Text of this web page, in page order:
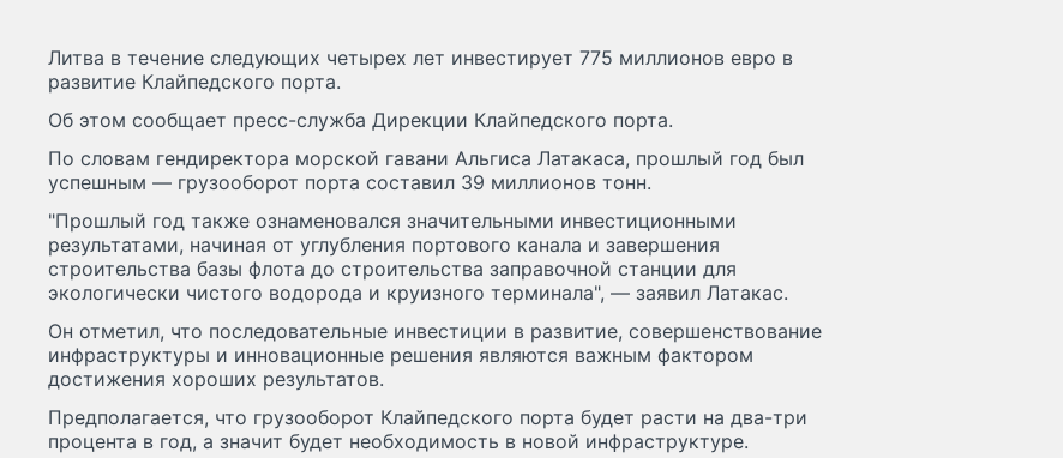
Литва в течение следующих четырех лет инвестирует 775 миллионов евро в
развитие Клайпедского порта.
Об этом сообщает пресс-служба Дирекции Клайпедского порта.
По словам гендиректора морской гавани Альгиса Латакаса, прошлый год был
успешным — грузооборот порта составил 39 миллионов тонн.
"Прошлый год также ознаменовался значительными инвестиционными
результатами, начиная от углубления портового канала и завершения
строительства базы флота до строительства заправочной станции для
экологически чистого водорода и круизного терминала", — заявил Латакас.
Он отметил, что последовательные инвестиции в развитие, совершенствование
инфраструктуры и инновационные решения являются важным фактором
достижения хороших результатов.
Предполагается, что грузооборот Клайпедского порта будет расти на два-три
процента в год, а значит будет необходимость в новой инфраструктуре.